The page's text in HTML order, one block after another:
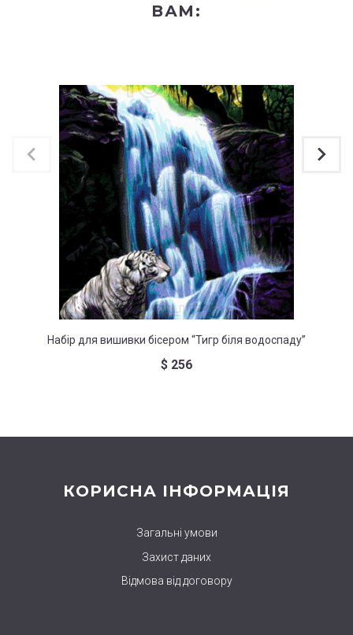
ВАМ:
Набір для вишивки бісером “Тигр біля водоспаду”
$ 256
КОРИСНА ІНФОРМАЦІЯ
Загальні умови
Захист даних
Відмова від договору